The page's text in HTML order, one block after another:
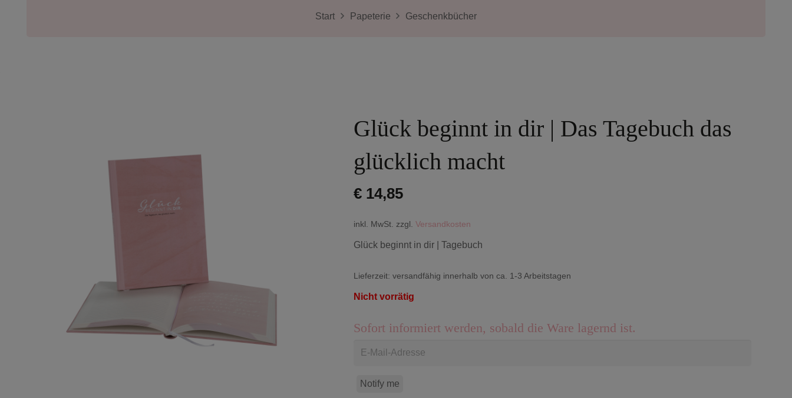
Start Papeterie Geschenkbücher
Glück beginnt in dir | Das Tagebuch das
glücklich macht
€14,85
inkl. MwSt. zzgl. Versandkosten
Glück beginnt in dir | Tagebuch
Lieferzeit: versandfähig innerhalb von ca. 1-3 Arbeitstagen
Nicht vorrätig
Sofort informiert werden, sobald die Ware lagernd ist.
Notify me